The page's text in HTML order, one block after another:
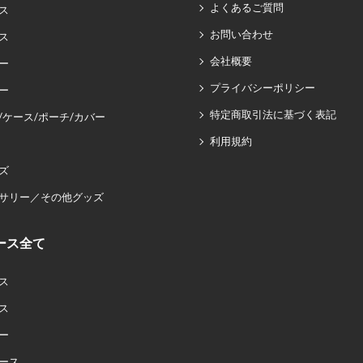
ース/ポーチ/カバー
リー／その他グッズ
ス全て
よくあるご質問
お問い合わせ
会社概要
プライバシーポリシー
特定商取引法に基づく表記
利用規約